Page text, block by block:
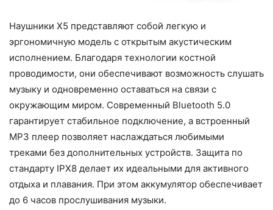
Наушники X5 представляют собой легкую и
эргономичную модель с открытым акустическим
исполнением. Благодаря технологии костной
проводимости, они обеспечивают возможность слушать
музыку и одновременно оставаться на связи с
окружающим миром. Современный Bluetooth 5.0
гарантирует стабильное подключение, а встроенный
MP3 плеер позволяет наслаждаться любимыми
треками без дополнительных устройств. Защита по
стандарту IPX8 делает их идеальными для активного
отдыха и плавания. При этом аккумулятор обеспечивает
до 6 часов прослушивания музыки.